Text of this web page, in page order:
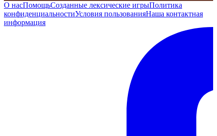
О насПомощьСозданные лексические игрыПолитика
конфиденциальностиУсловия пользованияНаша контактная
информация